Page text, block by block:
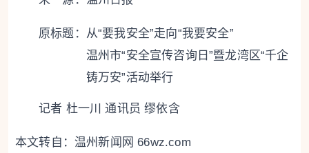
原标题： 从“要我安全”走向“我要安全”
温州市“安全宣传咨询日”暨龙湾区“千企
铸万安”活动举行
记者 杜一川 通讯员 缪依含
本文转自： 温州新闻网 66wz.com